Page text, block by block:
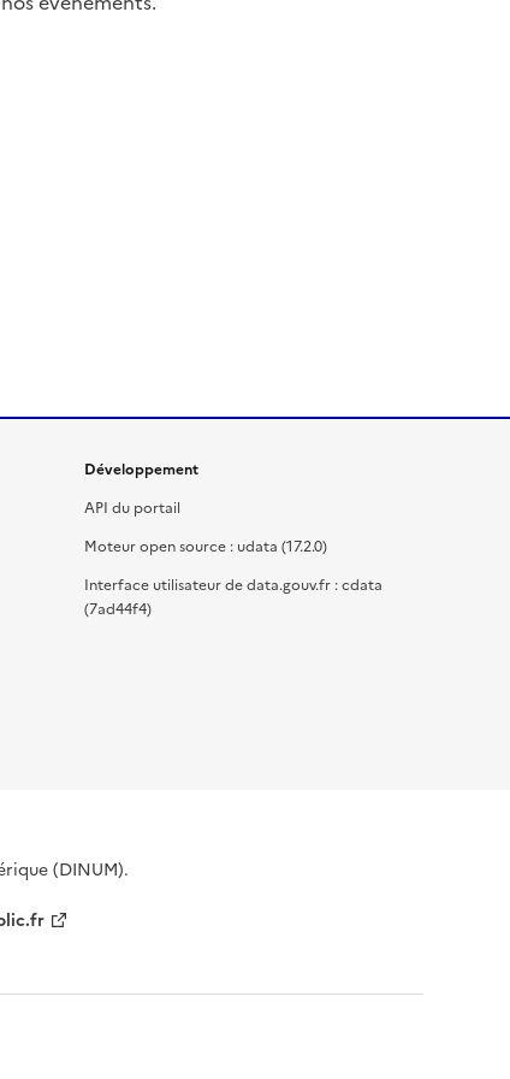
Développement
API du portail
Moteur open source : udata (17.2.0)
Interface utilisateur de data.gouv.fr : cdata
(7ad44f4)
(DINUM).